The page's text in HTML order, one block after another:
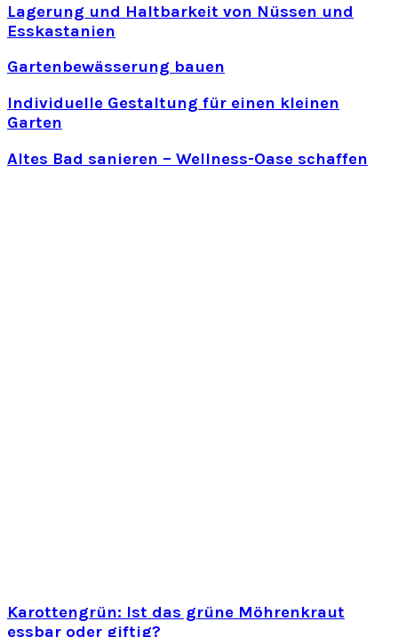
Lagerung und Haltbarkeit von Nüssen und
Esskastanien
Gartenbewässerung bauen
Individuelle Gestaltung für einen kleinen
Garten
Altes Bad sanieren – Wellness-Oase schaffen
Karottengrün: Ist das grüne Möhrenkraut
essbar oder giftig?